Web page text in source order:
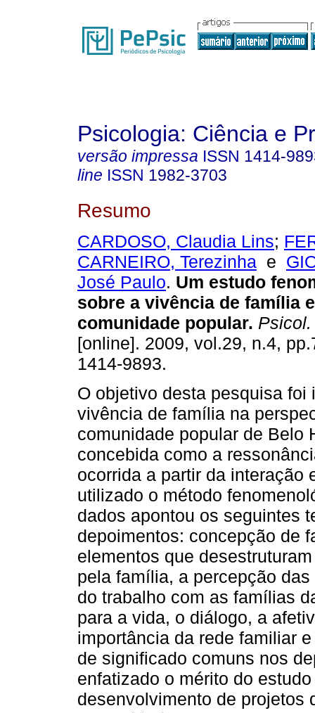
Psicologia: Ciência e
versão impressa ISSN 1414-
line ISSN 1982-3703
Resumo
CARDOSO, Claudia Lins;
CARNEIRO, Terezinha e
José Paulo. Um estudo
sobre a vivência de família
comunidade popular.
[online]. 2009, vol.29, n.4,
1414-9893.
O objetivo desta pesquisa foi
vivência de família na
comunidade popular de Belo
concebida como a
ocorrida a partir da interação
utilizado o método
dados apontou os seguintes
depoimentos: concepção de
elementos que
pela família, a percepção
do trabalho com as famílias
para a vida, o diálogo, a
importância da rede familiar
de significado comuns nos
enfatizado o mérito do
desenvolvimento de projetos